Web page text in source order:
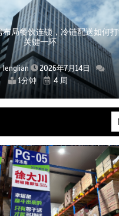
加速，冷链配送如何破解冻品
流通难题？
lenglian
2026年7月14日
1分钟
4 周
布局餐饮连锁，冷链配送如何
关键一环
lenglian
2026年7月14日
1分钟
4 周
饮企业如何选择冷链公司？
lenglian
2026年7月14日
1分钟
4 周
如何护航餐饮连锁？冻品食材
全解析
lenglian
2026年7月14日
1分钟
4 周
一体化的核心价值与落地实践
lenglian
2026年7月14日
1分钟
4 周
三要素：控温、时效、低成本
兼得？
lenglian
2026年7月14日
1分钟
4 周
解冻食材运输密码，餐饮连锁
稳控品质？
lenglian
2026年7月14日
1分钟
4 周